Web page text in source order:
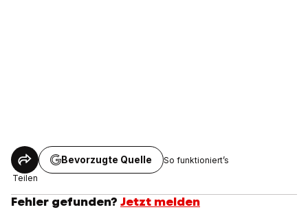
Teilen
Bevorzugte Quelle So funktioniert’s
Fehler gefunden? Jetzt melden